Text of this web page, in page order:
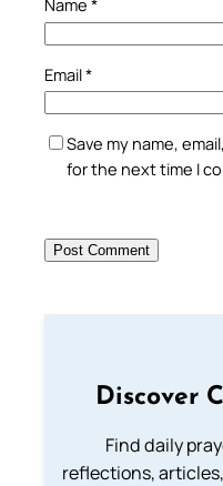
Name *
Email*
Save my name,
for the next time I
Discover
Find daily
reflections,